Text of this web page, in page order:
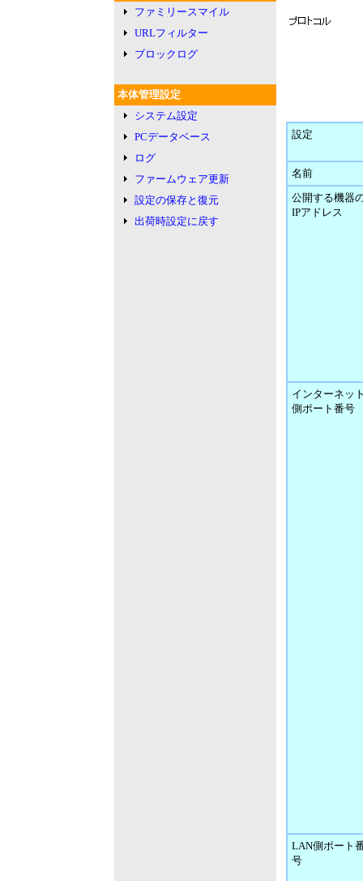
ファミリースマイル
URLフィルター
ブロックログ
本体管理設定
システム設定
PCデータベース
ログ
ファームウェア更新
設定の保存と復元
出荷時設定に戻す
設定
名前
公開する機器
IPアドレス
インターネッ
側ポート番号
LAN側ポート
号